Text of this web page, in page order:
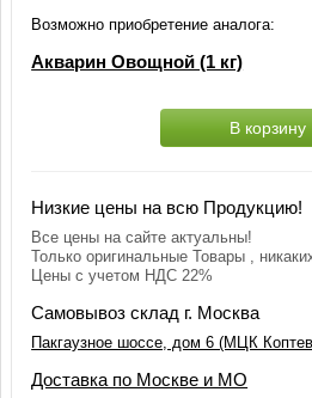
Возможно приобретение аналога:
Акварин Овощной (1 кг)
В корзину
Низкие цены на всю Продукцию!
Все цены на сайте актуальны!
Только оригинальные Товары ,
Цены с учетом НДС 22%
Самовывоз склад г. Москва
Пакгаузное шоссе, дом 6 (МЦК
Доставка по Москве и МО